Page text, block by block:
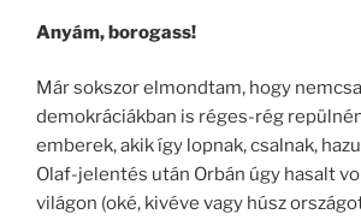
Anyám, borogass!
Már sokszor elmondtam, hogy
demokráciákban is réges-rég
emberek, akik így lopnak, csalnak,
Olaf-jelentés után Orbán úgy hasalt
világon (oké, kivéve vagy húsz